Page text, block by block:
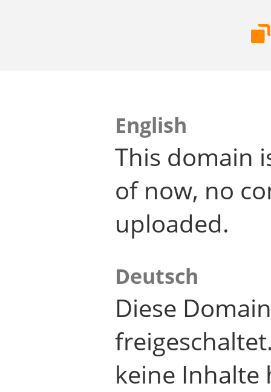
English
This domain
of now, no
uploaded.
Deutsch
Diese
keine Inhalte